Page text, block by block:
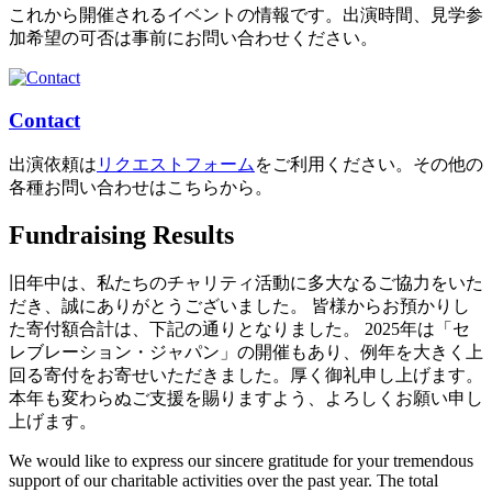
これから開催されるイベントの情報です。出演時間、見学参
加希望の可否は事前にお問い合わせください。
Contact
出演依頼は リクエストフォーム をご利用ください。その他の
各種お問い合わせはこちらから。
Fundraising Results
旧年中は、私たちのチャリティ活動に多大なるご協力をいた
だき、誠にありがとうございました。 皆様からお預かりし
た寄付額合計は、下記の通りとなりました。 2025年は「セ
レブレーション・ジャパン」の開催もあり、例年を大きく上
回る寄付をお寄せいただきました。厚く御礼申し上げます。
本年も変わらぬご支援を賜りますよう、よろしくお願い申し
上げます。
We would like to express our sincere gratitude for your tremendous
support of our charitable activities over the past year. The total